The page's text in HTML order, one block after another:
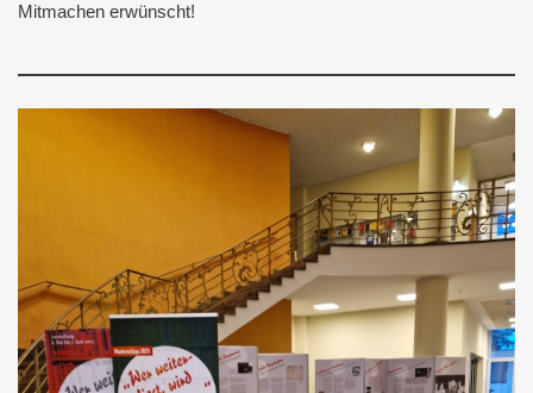
Mitmachen erwünscht!